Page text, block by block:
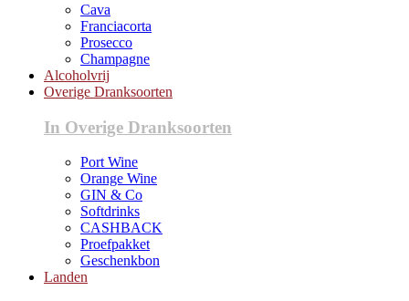
Cava
Franciacorta
Prosecco
Champagne
Alcoholvrij
Overige Dranksoorten
In Overige Dranksoorten
Port Wine
Orange Wine
GIN & Co
Softdrinks
CASHBACK
Proefpakket
Geschenkbon
Landen